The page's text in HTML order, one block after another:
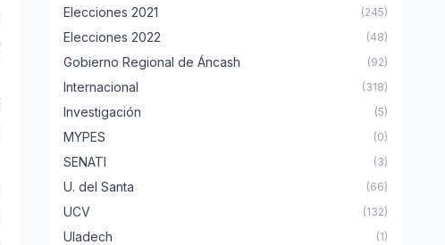
Elecciones 2021 (245)
Elecciones 2022 (48)
Gobierno Regional de Áncash (92)
Internacional (318)
Investigación (5)
MYPES (0)
SENATI (3)
U. del Santa (66)
UCV (132)
Uladech (1)